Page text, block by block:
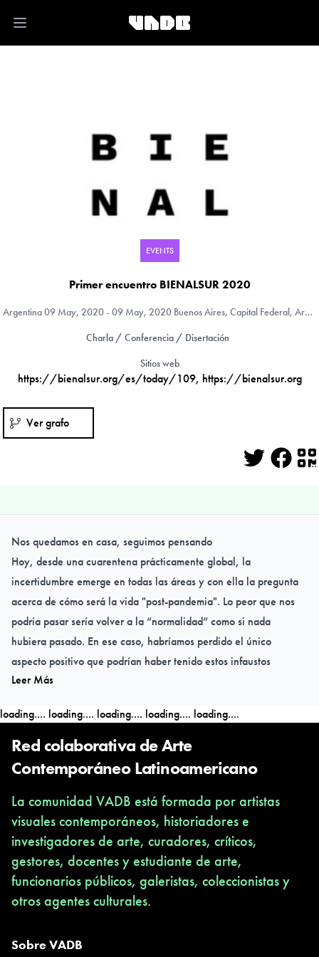
Open main menu
EVENTS
Primer encuentro BIENALSUR 2020
Argentina09 May, 2020 - 09 May, 2020 Buenos Aires, Capital Federal, Argentina
Charla / Conferencia / Disertación
Sitios web
https://bienalsur.org/es/today/109, https://bienalsur.org
Ver grafo
Nos quedamos en casa, seguimos pensando
Hoy, desde una cuarentena prácticamente global, la
incertidumbre emerge en todas las áreas y con ella la pregunta
acerca de cómo será la vida "post-pandemia". Lo peor que nos
podría pasar sería volver a la “normalidad” como si nada
hubiera pasado. En ese caso, habríamos perdido el único
aspecto positivo que podrían haber tenido estos infaustos
sucesos: replantearnos las dinámicas en las que veníamos
En el ámbito específico del mundo del arte y la cultura,
estaríamos perdiendo la chance de revisar cuánto se ha alejado
este mundo de la defensa de uno de los derechos humanos que
creemos contribuye a visibilizar otros derechos, como es el
derecho al acceso a la cultura. Perder esta ocasión de hacer una
"crítica de la normalidad", nos llevaría a quedar atrapados en el
pasado.
Entonces, en este marco en donde las condiciones de lo vital
Quienes tenemos la mirada y la acción desde la cultura, ¿cómo
Leer Más
loading.... loading.... loading.... loading.... loading....
Red colaborativa de Arte
Contemporáneo Latinoamericano
La comunidad VADB está formada por artistas
visuales contemporáneos, historiadores e
investigadores de arte, curadores, críticos,
gestores, docentes y estudiante de arte,
funcionarios públicos, galeristas, coleccionistas y
otros agentes culturales.
Sobre VADB